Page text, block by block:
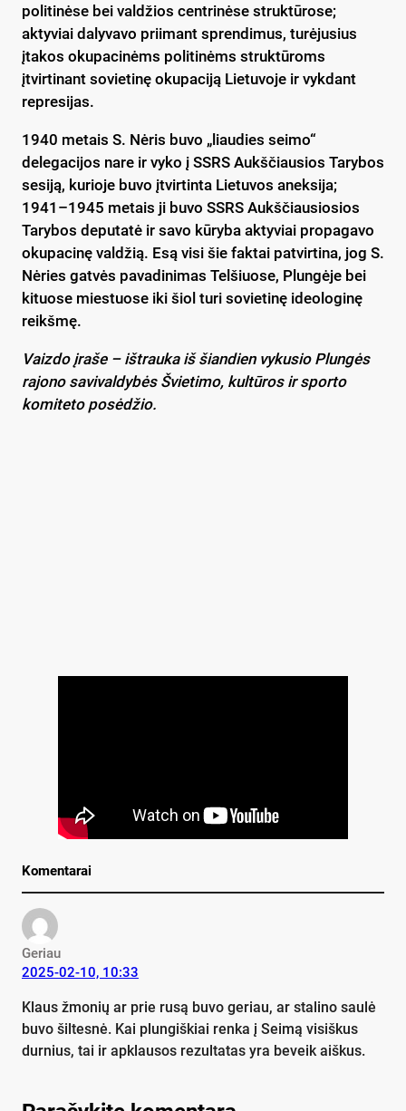
politinėse bei valdžios centrinėse struktūrose;
aktyviai dalyvavo priimant sprendimus, turėjusius
įtakos okupacinėms politinėms struktūroms
įtvirtinant sovietinę okupaciją Lietuvoje ir vykdant
represijas.
1940 metais S. Nėris buvo „liaudies seimo“
delegacijos nare ir vyko į SSRS Aukščiausios Tarybos
sesiją, kurioje buvo įtvirtinta Lietuvos aneksija;
1941–1945 metais ji buvo SSRS Aukščiausiosios
Tarybos deputatė ir savo kūryba aktyviai propagavo
okupacinę valdžią. Esą visi šie faktai patvirtina, jog S.
Nėries gatvės pavadinimas Telšiuose, Plungėje bei
kituose miestuose iki šiol turi sovietinę ideologinę
reikšmę.
Vaizdo įraše – ištrauka iš šiandien vykusio Plungės
rajono savivaldybės Švietimo, kultūros ir sporto
komiteto posėdžio.
Komentarai
Geriau
2025-02-10, 10:33
Klaus žmonių ar prie rusą buvo geriau, ar stalino saulė
buvo šiltesnė. Kai plungiškiai renka į Seimą visiškus
durnius, tai ir apklausos rezultatas yra beveik aiškus.